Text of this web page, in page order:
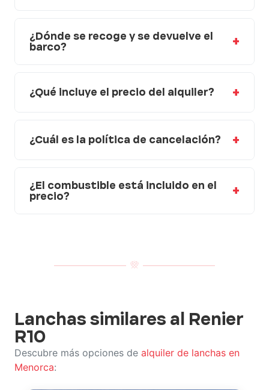
¿Dónde se recoge y se devuelve el
barco?
¿Qué incluye el precio del alquiler?
¿Cuál es la política de cancelación?
¿El combustible está incluido en el
precio?
Lanchas similares al Renier
R10
Descubre más opciones de alquiler de lanchas en
Menorca: